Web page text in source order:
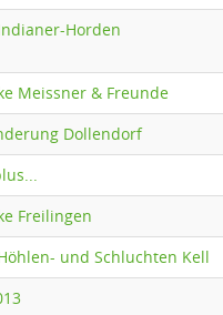
Horden
Meissner & Freunde
Dollendorf
Freilingen
und Schluchten Kell